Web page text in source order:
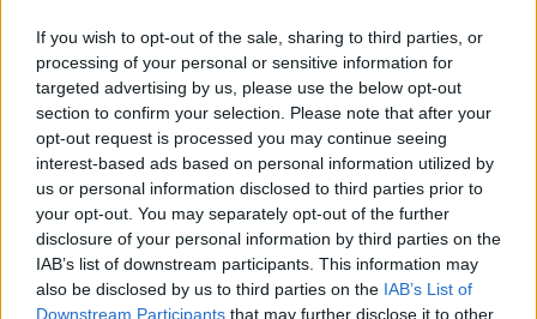
If you wish to opt-out of the sale, sharing to third parties, or
processing of your personal or sensitive information for
targeted advertising by us, please use the below opt-out
section to confirm your selection. Please note that after your
opt-out request is processed you may continue seeing
interest-based ads based on personal information utilized by
us or personal information disclosed to third parties prior to
your opt-out. You may separately opt-out of the further
disclosure of your personal information by third parties on the
IAB’s list of downstream participants. This information may
also be disclosed by us to third parties on the IAB’s List of
Downstream Participants that may further disclose it to other
Žiūrimiausi įrašai
00:00:30
Vaizdai iš tragiškos avarijos Vilniaus r.: dviejų moterų ir
vaiko gyvybių išgelbėti nepavyko
Žinios Lietuvos diena